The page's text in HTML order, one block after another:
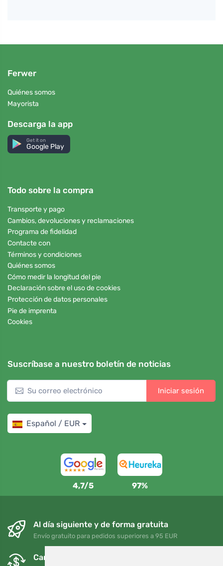
Ferwer
Quiénes somos
Mayorista
Descarga la app
Get it on
Google Play
Todo sobre la compra
Transporte y pago
Cambios, devoluciones y reclamaciones
Programa de fidelidad
Contacte con
Términos y condiciones
Quiénes somos
Cómo medir la longitud del pie
Declaración sobre el uso de cookies
Protección de datos personales
Pie de imprenta
Cookies
Suscríbase a nuestro boletín de noticias
Iniciar sesión
Español / EUR
4,7/5 97%
Al día siguiente y de forma gratuita
Envío gratuito para pedidos superiores a 95 EUR
Cambios y devoluciones gratuitos